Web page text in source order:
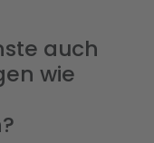
auch
wie